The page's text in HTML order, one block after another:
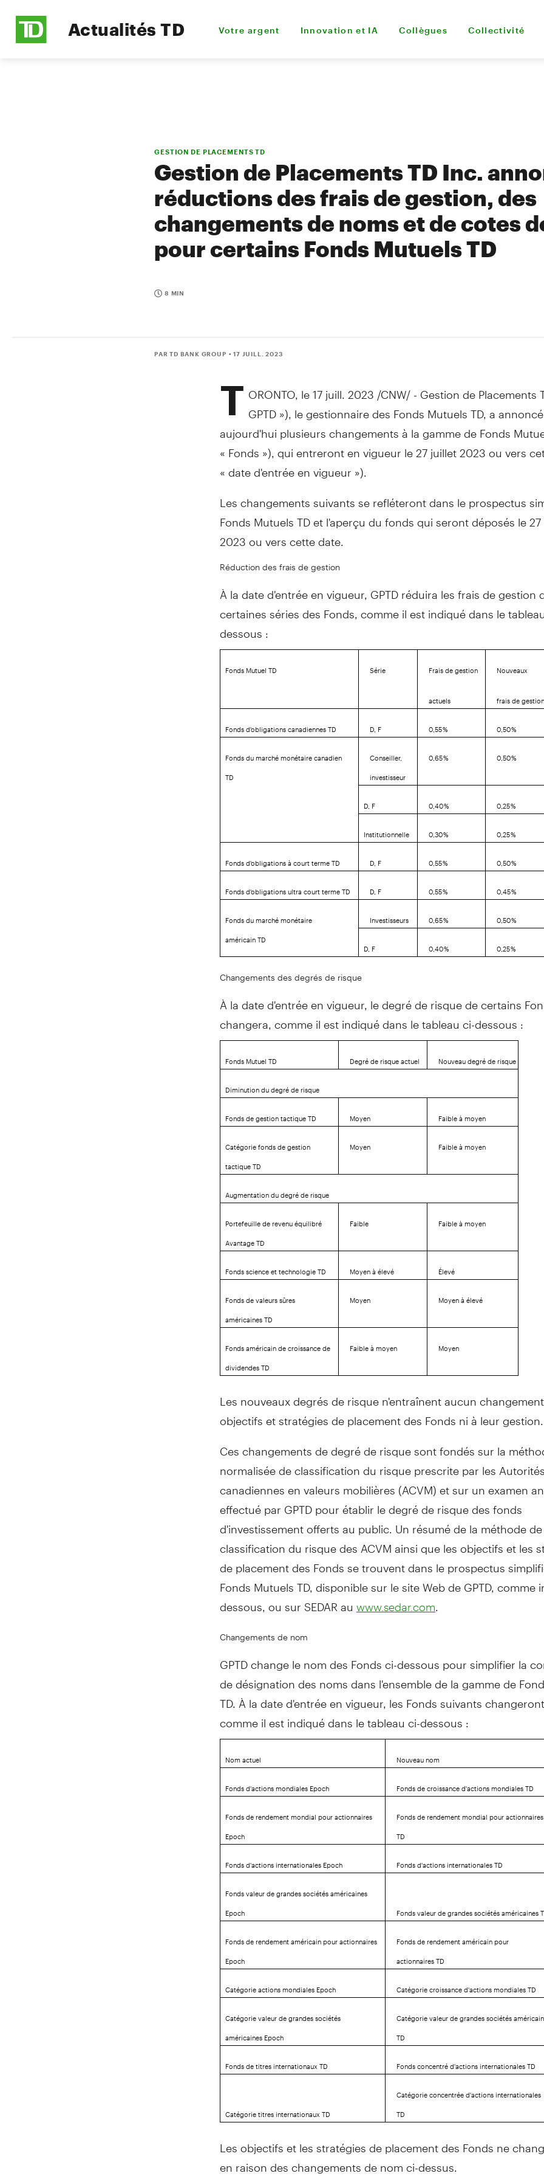
Actualités TD Votre argent Innovation et IA Collègues Collectivité
GESTION DE PLACEMENTS TD
Gestion de Placements TD Inc.
réductions des frais de gestion, des
changements de noms et de cotes
pour certains Fonds Mutuels TD
8 MIN
PAR TD BANK GROUP • 17 JUILL. 2023
T ORONTO, le 17 juill. 2023 /CNW/ - Gestion de Placements
GPTD »), le gestionnaire des Fonds Mutuels TD, a annoncé
aujourd'hui plusieurs changements à la gamme de Fonds
« Fonds »), qui entreront en vigueur le 27 juillet 2023 ou vers
« date d'entrée en vigueur »).
Les changements suivants se refléteront dans le prospectus
Fonds Mutuels TD et l'aperçu du fonds qui seront déposés le
2023 ou vers cette date.
Réduction des frais de gestion
À la date d'entrée en vigueur, GPTD réduira les frais de gestion
certaines séries des Fonds, comme il est indiqué dans le
dessous :
Fonds Mutuel TD Série
Frais de gestion
actuels
Nouveaux
frais de gestion
Fonds d'obligations canadiennes TD
D, F 0,55 %
0,50 %
Fonds du marché monétaire canadien
TD
Conseiller,
investisseur
0,65 % 0,50 %
D, F 0,40 %
0,25 %
Institutionnelle
0,30 %
0,25 %
Fonds d'obligations à court terme TD
D, F 0,55 %
0,50 %
Fonds d'obligations ultra court terme TD
D, F 0,55 %
0,45 %
Fonds du marché monétaire
américain TD
Investisseurs 0,65 %
0,50 %
D, F
0,40 % 0,25 %
Changements des degrés de risque
À la date d'entrée en vigueur, le degré de risque de certains
changera, comme il est indiqué dans le tableau ci-dessous :
Fonds Mutuel TD Degré de risque actuel
Nouveau degré de risque
Diminution du degré de risque
Fonds de gestion tactique TD
Moyen
Faible à moyen
Catégorie fonds de gestion
tactique TD
Moyen Faible à moyen
Augmentation du degré de risque
Portefeuille de revenu équilibré
Avantage TD
Faible Faible à moyen
Fonds science et technologie TD Moyen à élevé
Élevé
Fonds de valeurs sûres
américaines TD
Moyen Moyen à élevé
Fonds américain de croissance de
dividendes TD
Faible à moyen Moyen
Les nouveaux degrés de risque n'entraînent aucun
objectifs et stratégies de placement des Fonds ni à leur gestion.
Ces changements de degré de risque sont fondés sur la
normalisée de classification du risque prescrite par les
canadiennes en valeurs mobilières (ACVM) et sur un examen
effectué par GPTD pour établir le degré de risque des fonds
d'investissement offerts au public. Un résumé de la méthode de
classification du risque des ACVM ainsi que les objectifs et les
de placement des Fonds se trouvent dans le prospectus
Fonds Mutuels TD, disponible sur le site Web de GPTD, comme
dessous, ou sur SEDAR au www.sedar.com
Changements de nom
GPTD change le nom des Fonds ci-dessous pour simplifier la
de désignation des noms dans l'ensemble de la gamme de
TD. À la date d'entrée en vigueur, les Fonds suivants
comme il est indiqué dans le tableau ci-dessous :
Nom actuel
Nouveau nom
Fonds d'actions mondiales Epoch
Fonds de croissance d'actions mondiales TD
Fonds de rendement mondial pour actionnaires
Epoch
Fonds de rendement mondial pour actionnaires
TD
Fonds d'actions internationales Epoch
Fonds d'actions internationales TD
Fonds valeur de grandes sociétés américaines
Epoch
Fonds valeur de grandes sociétés américaines
Fonds de rendement américain pour actionnaires
Epoch
Fonds de rendement américain pour
actionnaires TD
Catégorie actions mondiales Epoch
Catégorie croissance d'actions mondiales TD
Catégorie valeur de grandes sociétés
américaines Epoch
Catégorie valeur de grandes sociétés
TD
Fonds de titres internationaux TD
Fonds concentré d'actions internationales TD
Catégorie titres internationaux TD
Catégorie concentrée d'actions internationales
TD
Les objectifs et les stratégies de placement des Fonds ne
en raison des changements de nom ci-dessus.